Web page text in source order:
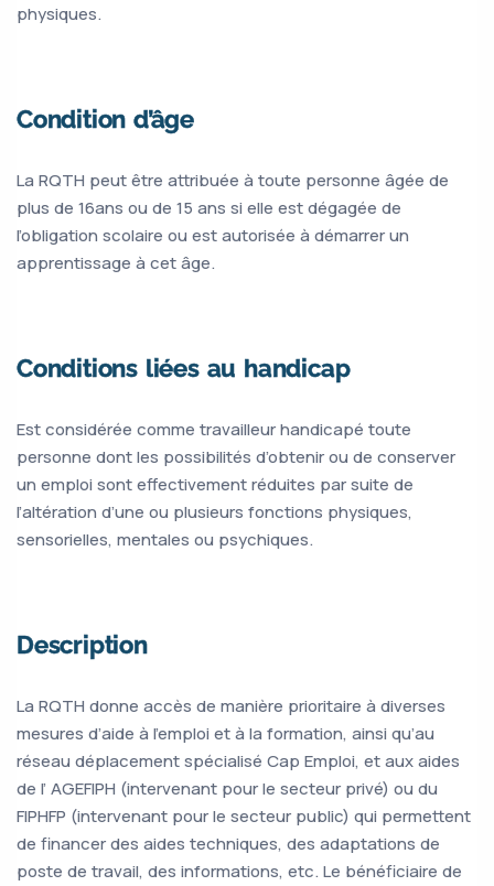
physiques.
Condition d’âge
La RQTH peut être attribuée à toute personne âgée de
plus de 16ans ou de 15 ans si elle est dégagée de
l’obligation scolaire ou est autorisée à démarrer un
apprentissage à cet âge.
Conditions liées au handicap
Est considérée comme travailleur handicapé toute
personne dont les possibilités d’obtenir ou de conserver
un emploi sont effectivement réduites par suite de
l’altération d’une ou plusieurs fonctions physiques,
sensorielles, mentales ou psychiques.
Description
La RQTH donne accès de manière prioritaire à diverses
mesures d’aide à l’emploi et à la formation, ainsi qu’au
réseau déplacement spécialisé Cap Emploi, et aux aides
de l’ AGEFIPH (intervenant pour le secteur privé) ou du
FIPHFP (intervenant pour le secteur public) qui permettent
de financer des aides techniques, des adaptations de
poste de travail, des informations, etc. Le bénéficiaire de